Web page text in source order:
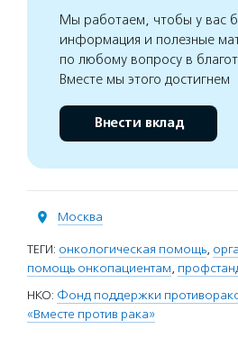
Мы работаем, чтобы у вас
информация и полезные
по любому вопросу в
Вместе мы этого достигнем
Внести вклад
Москва
ТЕГИ: онкологическая помощь,
помощь онкопациентам,
НКО: Фонд поддержки
«Вместе против рака»